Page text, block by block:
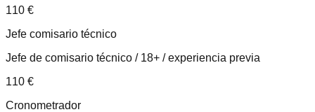
110 €
Jefe comisario técnico
Jefe de comisario técnico / 18+ / experiencia previa
110 €
Cronometrador